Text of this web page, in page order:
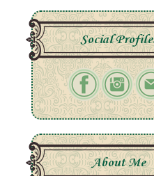
Social
About Me